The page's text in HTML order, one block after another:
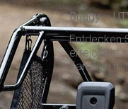
Buggy –
Entdecken
erreichbar
Familien